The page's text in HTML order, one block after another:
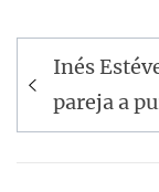
de
entradas
Inés
pareja a